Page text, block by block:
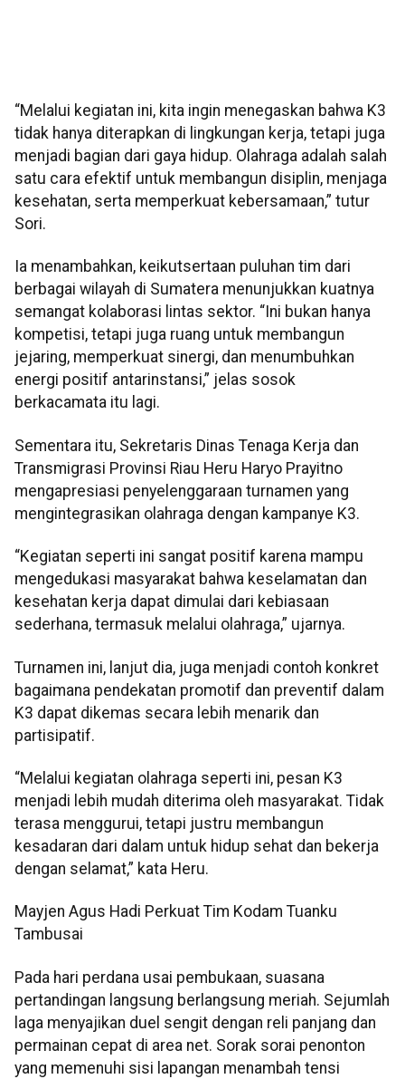
“Melalui kegiatan ini, kita ingin menegaskan bahwa K3
tidak hanya diterapkan di lingkungan kerja, tetapi juga
menjadi bagian dari gaya hidup. Olahraga adalah salah
satu cara efektif untuk membangun disiplin, menjaga
kesehatan, serta memperkuat kebersamaan,” tutur
Sori.
Ia menambahkan, keikutsertaan puluhan tim dari
berbagai wilayah di Sumatera menunjukkan kuatnya
semangat kolaborasi lintas sektor. “Ini bukan hanya
kompetisi, tetapi juga ruang untuk membangun
jejaring, memperkuat sinergi, dan menumbuhkan
energi positif antarinstansi,” jelas sosok
berkacamata itu lagi.
Sementara itu, Sekretaris Dinas Tenaga Kerja dan
Transmigrasi Provinsi Riau Heru Haryo Prayitno
mengapresiasi penyelenggaraan turnamen yang
mengintegrasikan olahraga dengan kampanye K3.
“Kegiatan seperti ini sangat positif karena mampu
mengedukasi masyarakat bahwa keselamatan dan
kesehatan kerja dapat dimulai dari kebiasaan
sederhana, termasuk melalui olahraga,” ujarnya.
Turnamen ini, lanjut dia, juga menjadi contoh konkret
bagaimana pendekatan promotif dan preventif dalam
K3 dapat dikemas secara lebih menarik dan
partisipatif.
“Melalui kegiatan olahraga seperti ini, pesan K3
menjadi lebih mudah diterima oleh masyarakat. Tidak
terasa menggurui, tetapi justru membangun
kesadaran dari dalam untuk hidup sehat dan bekerja
dengan selamat,” kata Heru.
Mayjen Agus Hadi Perkuat Tim Kodam Tuanku
Tambusai
Pada hari perdana usai pembukaan, suasana
pertandingan langsung berlangsung meriah. Sejumlah
laga menyajikan duel sengit dengan reli panjang dan
permainan cepat di area net. Sorak sorai penonton
yang memenuhi sisi lapangan menambah tensi